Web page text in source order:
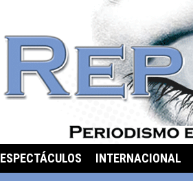
ESPECTÁCULOS INTERNACIONAL